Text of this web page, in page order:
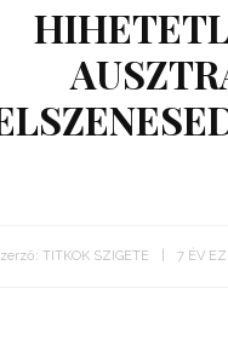
TITKOK SZIGETE 7 ÉV